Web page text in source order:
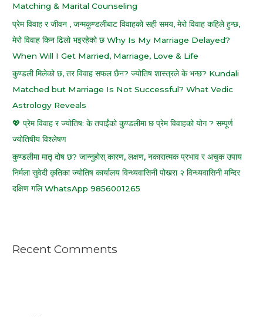
r
:
Matching & Marital Counseling
प्रेम विवाह र जीवन , जन्मकुण्डलीबाट विवाहको सही समय, मेरो विवाह कहिले हुन्छ,
मेरो विवाह किन ढिलो भइरहेको छ Why Is My Marriage Delayed?
When Will I Get Married, Marriage, Love & Life
कुण्डली मिलेको छ, तर विवाह सफल छैन? ज्योतिष शास्त्रले के भन्छ? Kundali
Matched but Marriage Is Not Successful? What Vedic
Astrology Reveals
💖 प्रेम विवाह र ज्योतिष: के तपाईंको कुण्डलीमा छ प्रेम विवाहको योग ? सम्पूर्ण
ज्योतिषीय विश्लेषण
कुण्डलीमा मातृ दोष छ? जान्नुहोस् कारण, लक्षण, नकारात्मक प्रभाव र अचुक उपाय
निर्मला सुवेदी कृतिका ज्योतिष कार्यालय विन्ध्यवासिनी पोखरा २ विन्ध्यवासिनी मन्दिर
दक्षिण गलि WhatsApp 9856001265
Recent Comments